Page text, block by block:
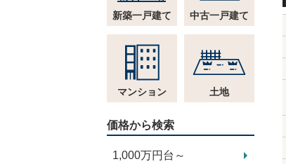
新築一戸建て 中古一戸建て
マンション 土地
価格から検索
1,000万円台～